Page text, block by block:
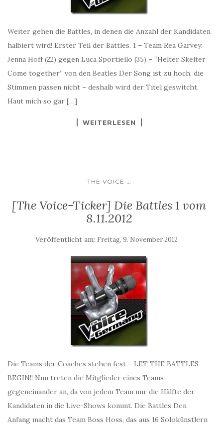
Weiter gehen die Battles, in denen die Anzahl der Kandidaten
halbiert wird! Erster Teil der Battles. 1 – Team Rea Garvey:
Jenna Hoff (22) gegen Luca Sportiello (35) – “Helter Skelter
Come together” von den Beatles Der Song ist zu hoch, die
Stimmen passen nicht – deshalb wird der Titel geswitcht.
Haut mich so gar […]
WEITERLESEN
THE VOICE ...
[The Voice-Ticker] Die Battles 1 vom
8.11.2012
Veröffentlicht am: Freitag, 9. November 2012
Die Teams der Coaches stehen fest – LET THE BATTLES
BEGIN!! Nun treten die Mitglieder eines Teams
gegeneinander an, da von jedem Team nur die Hälfte der
Kandidaten in die Live-Shows kommt. Die Battles Den
Anfang macht das Team Boss Hoss, das aus 16 Solokünstlern